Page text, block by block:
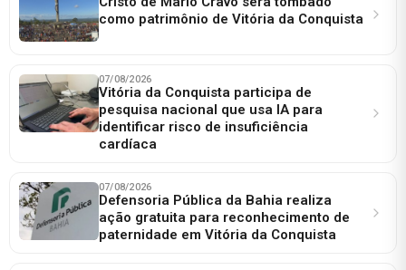
como patrimônio de Vitória da Conquista
07/08/2026
Vitória da Conquista participa de
pesquisa nacional que usa IA para
identificar risco de insuficiência
cardíaca
07/08/2026
Defensoria Pública da Bahia realiza
ação gratuita para reconhecimento de
paternidade em Vitória da Conquista